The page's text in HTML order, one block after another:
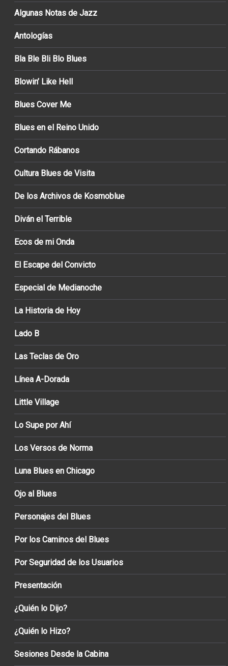
Algunas Notas de Jazz
Antologías
Bla Ble Bli Blo Blues
Blowin’ Like Hell
Blues Cover Me
Blues en el Reino Unido
Cortando Rábanos
Cultura Blues de Visita
De los Archivos de Kosmoblue
Diván el Terrible
Ecos de mi Onda
El Escape del Convicto
Especial de Medianoche
La Historia de Hoy
Lado B
Las Teclas de Oro
Línea A-Dorada
Little Village
Lo Supe por Ahí
Los Versos de Norma
Luna Blues en Chicago
Ojo al Blues
Personajes del Blues
Por los Caminos del Blues
Por Seguridad de los Usuarios
Presentación
¿Quién lo Dijo?
¿Quién lo Hizo?
Sesiones Desde la Cabina